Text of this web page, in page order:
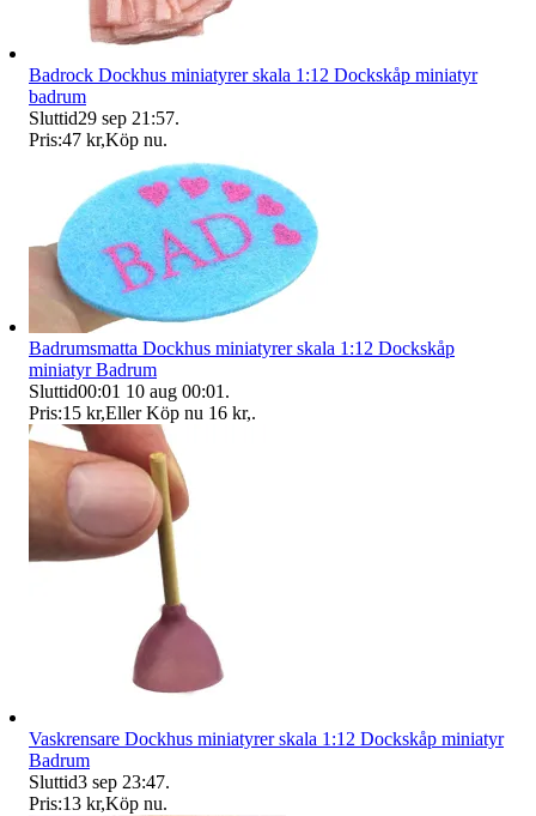
Badrock Dockhus miniatyrer skala 1:12 Dockskåp miniatyr
badrum
Sluttid29 sep 21:57.
Pris:47 kr,Köp nu.
Badrumsmatta Dockhus miniatyrer skala 1:12 Dockskåp
miniatyr Badrum
Sluttid00:01 10 aug 00:01 .
Pris:15 kr,Eller Köp nu 16 kr,.
Vaskrensare Dockhus miniatyrer skala 1:12 Dockskåp miniatyr
Badrum
Sluttid3 sep 23:47.
Pris:13 kr,Köp nu.